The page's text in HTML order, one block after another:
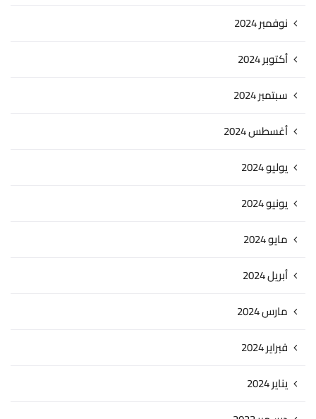
نوفمبر 2024
أكتوبر 2024
سبتمبر 2024
أغسطس 2024
يوليو 2024
يونيو 2024
مايو 2024
أبريل 2024
مارس 2024
فبراير 2024
يناير 2024